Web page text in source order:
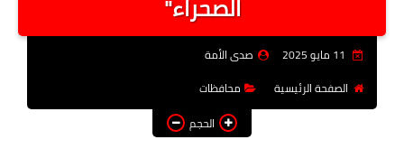
فن وثقافة
توك شو
الصحراء"
صدى الأمة
الصفحة الرئيسية
محافظات
الحجم